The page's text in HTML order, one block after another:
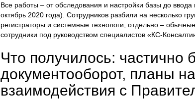
Все работы – от обследования и настройки базы до
октябрь 2020 года). Сотрудников разбили на несколько
регистраторы и системные технологи, отдельно –
сотрудники под руководством специалистов «КС-
Что получилось: частично
документооборот, планы
взаимодействия с